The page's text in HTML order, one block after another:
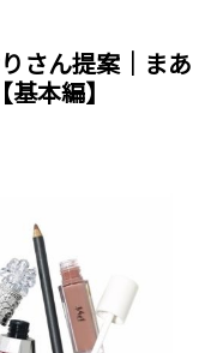
さん提案｜まあ
本編】